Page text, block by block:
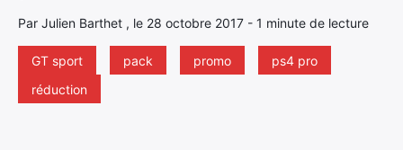
Par Julien Barthet , le 28 octobre 2017 - 1 minute de lecture
GT sport pack promo
ps4 pro
réduction